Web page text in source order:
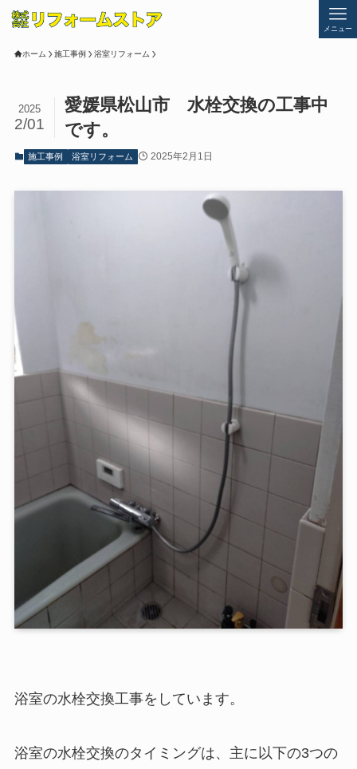
メニュー
ホーム 施工事例 浴室リフォーム
愛媛県松山市 水栓交換の工事中
です。
2025
2/01
施工事例 浴室リフォーム 2025年2月1日
浴室の水栓交換工事をしています。
浴室の水栓交換のタイミングは、主に以下の3つの